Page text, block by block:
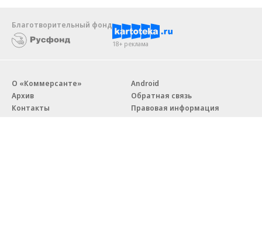
Благотворительный фонд
18+ реклама
О «Коммерсанте»
Архив
Контакты
Android
Обратная связь
Правовая информация